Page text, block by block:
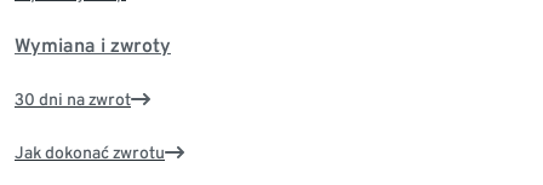
Wymiana i zwroty
30 dni na zwrot
Jak dokonać zwrotu